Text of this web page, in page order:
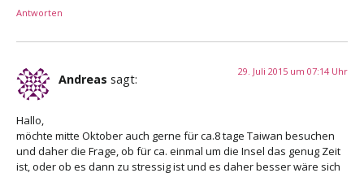
Antworten
Andreas sagt:
29. Juli 2015 um 07:14 Uhr
Hallo,
möchte mitte Oktober auch gerne für ca.8 tage Taiwan besuchen
und daher die Frage, ob für ca. einmal um die Insel das genug Zeit
ist, oder ob es dann zu stressig ist und es daher besser wäre sich